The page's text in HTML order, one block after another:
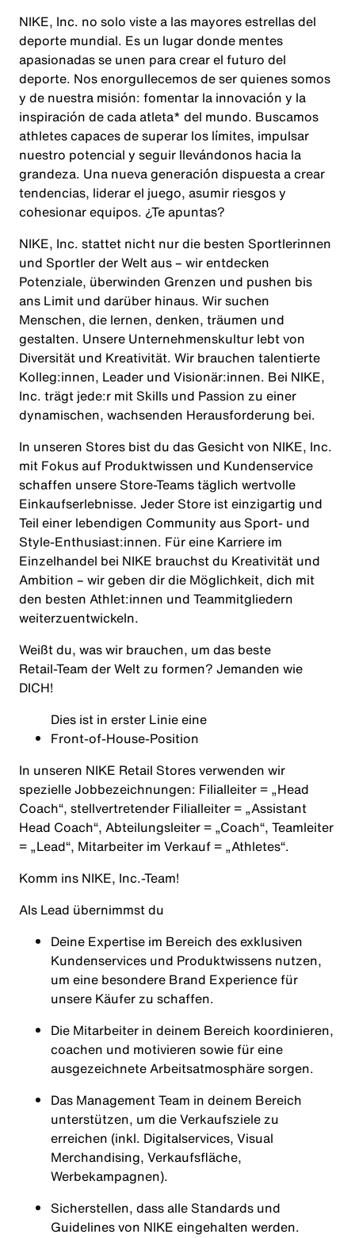
NIKE, Inc. no solo viste a las mayores estrellas del
deporte mundial. Es un lugar donde mentes
apasionadas se unen para crear el futuro del
deporte. Nos enorgullecemos de ser quienes somos
y de nuestra misión: fomentar la innovación y la
inspiración de cada atleta* del mundo. Buscamos
athletes capaces de superar los límites, impulsar
nuestro potencial y seguir llevándonos hacia la
grandeza. Una nueva generación dispuesta a crear
tendencias, liderar el juego, asumir riesgos y
cohesionar equipos. ¿Te apuntas?
NIKE, Inc. stattet nicht nur die besten Sportlerinnen
und Sportler der Welt aus – wir entdecken
Potenziale, überwinden Grenzen und pushen bis
ans Limit und darüber hinaus. Wir suchen
Menschen, die lernen, denken, träumen und
gestalten. Unsere Unternehmenskultur lebt von
Diversität und Kreativität. Wir brauchen talentierte
Kolleg:innen, Leader und Visionär:innen. Bei NIKE,
Inc. trägt jede:r mit Skills und Passion zu einer
dynamischen, wachsenden Herausforderung bei.
In unseren Stores bist du das Gesicht von NIKE, Inc.
mit Fokus auf Produktwissen und Kundenservice
schaffen unsere Store‑Teams täglich wertvolle
Einkaufserlebnisse. Jeder Store ist einzigartig und
Teil einer lebendigen Community aus Sport‑ und
Style‑Enthusiast:innen. Für eine Karriere im
Einzelhandel bei NIKE brauchst du Kreativität und
Ambition – wir geben dir die Möglichkeit, dich mit
den besten Athlet:innen und Teammitgliedern
weiterzuentwickeln.
Weißt du, was wir brauchen, um das beste
Retail‑Team der Welt zu formen? Jemanden wie
DICH!
Dies ist in erster Linie eine
Front‑of‑House‑Position
In unseren NIKE Retail Stores verwenden wir
spezielle Jobbezeichnungen: Filialleiter = „Head
Coach“, stellvertretender Filialleiter = „Assistant
Head Coach“, Abteilungsleiter = „Coach“, Teamleiter
= „Lead“, Mitarbeiter im Verkauf = „Athletes“.
Komm ins NIKE, Inc.‑Team!
Als Lead übernimmst du
Deine Expertise im Bereich des exklusiven
Kundenservices und Produktwissens nutzen,
um eine besondere Brand Experience für
unsere Käufer zu schaffen.
Die Mitarbeiter in deinem Bereich koordinieren,
coachen und motivieren sowie für eine
ausgezeichnete Arbeitsatmosphäre sorgen.
Das Management Team in deinem Bereich
unterstützen, um die Verkaufsziele zu
erreichen (inkl. Digitalservices, Visual
Merchandising, Verkaufsfläche,
Werbekampagnen).
Sicherstellen, dass alle Standards und
Guidelines von NIKE eingehalten werden.